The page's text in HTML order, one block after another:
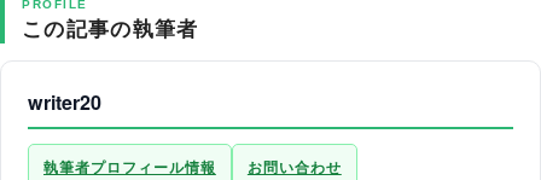
PROFILE
この記事の執筆者
writer20
執筆者プロフィール情報 お問い合わせ